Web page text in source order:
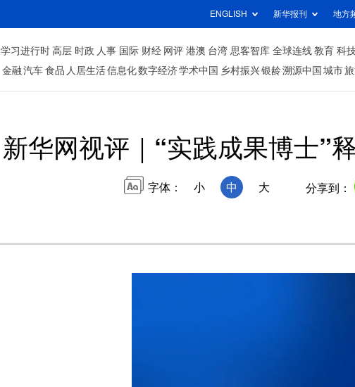
ENGLISH 新华报刊 地方
学习进行时 高层 时政 人事 国际 财经 网评 港澳 台湾 思客智库 全球连线 教育 科
金融 汽车 食品 人居生活信息化数字经济学术中国 乡村振兴银龄溯源中国 城市
新华网视评｜“实践成果博士”
字体： 小 中 大 分享到：